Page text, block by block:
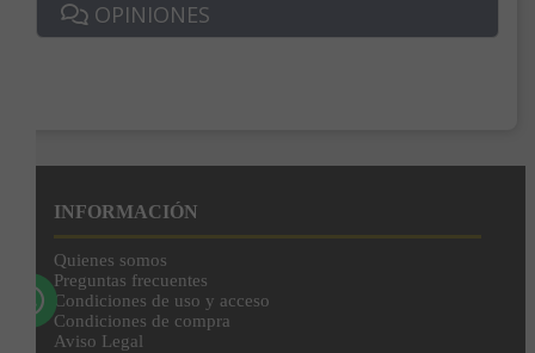
OPINIONES
Política de Privacidad para más información.
INFORMACIÓN
Quienes somos
Preguntas frecuentes
Condiciones de uso y acceso
Condiciones de compra
Aviso Legal